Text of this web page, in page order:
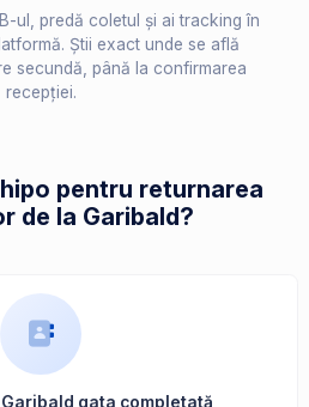
ul, predă coletul și ai tracking în
Știi exact unde se află
secundă, până la confirmarea
recepției.
pentru returnarea
de la Garibald?
gata completată